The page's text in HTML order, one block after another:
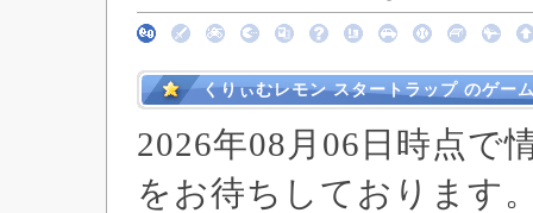
くりぃむレモン スタートラップ のゲー
2026年08月06日時点で
をお待ちしております